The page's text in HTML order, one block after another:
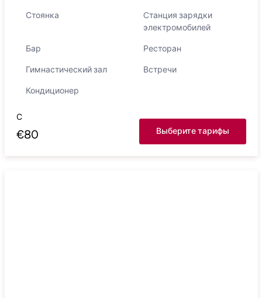
Стоянка
Cтанция зарядки
электромобилей
Бар Ресторан
Гимнастический зал Встречи
Кондиционер
С
€80 Выберите тарифы